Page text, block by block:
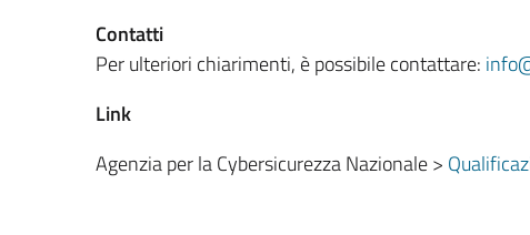
Contatti
Per ulteriori chiarimenti, è possibile contattare:
Link
Agenzia per la Cybersicurezza Nazionale >